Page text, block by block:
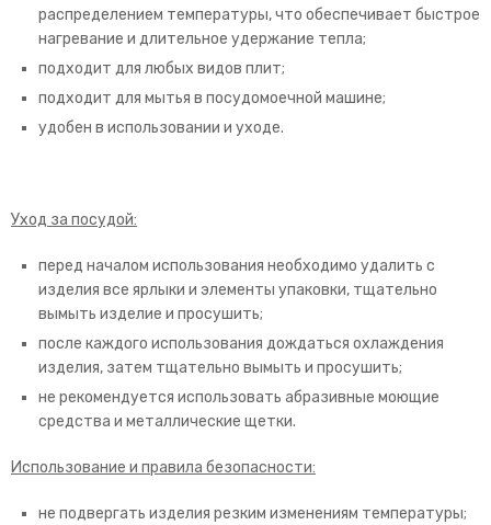
распределением температуры, что обеспечивает быстрое
нагревание и длительное удержание тепла;
подходит для любых видов плит;
подходит для мытья в посудомоечной машине;
удобен в использовании и уходе.
Уход за посудой:
перед началом использования необходимо удалить с
изделия все ярлыки и элементы упаковки, тщательно
вымыть изделие и просушить;
после каждого использования дождаться охлаждения
изделия, затем тщательно вымыть и просушить;
не рекомендуется использовать абразивные моющие
средства и металлические щетки.
Использование и правила безопасности:
не подвергать изделия резким изменениям температуры;